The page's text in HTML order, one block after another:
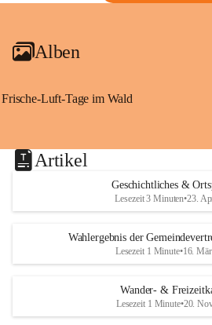
Alben
Frische-Luft-Tage im Wald
Artikel
Geschichtliches &
Lesezeit 3 Minuten•23.
Wahlergebnis der
Lesezeit 1 Minute•16.
Wander- &
Lesezeit 1 Minute•20.